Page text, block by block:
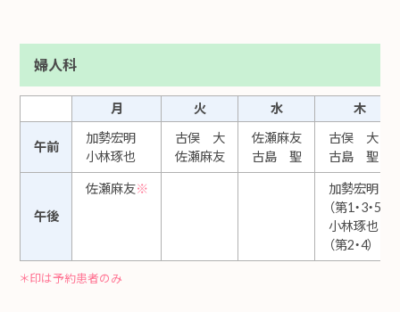
婦人科
月 火 水 木
午前
加勢宏明
小林琢也
古俣 大
佐瀬麻友
佐瀬麻友
古島 聖
古俣 大
古島 聖
午後
佐瀬麻友※ 加勢宏明※
（第1・3・5）
小林琢也※
（第2・4）
＊印は予約患者のみ